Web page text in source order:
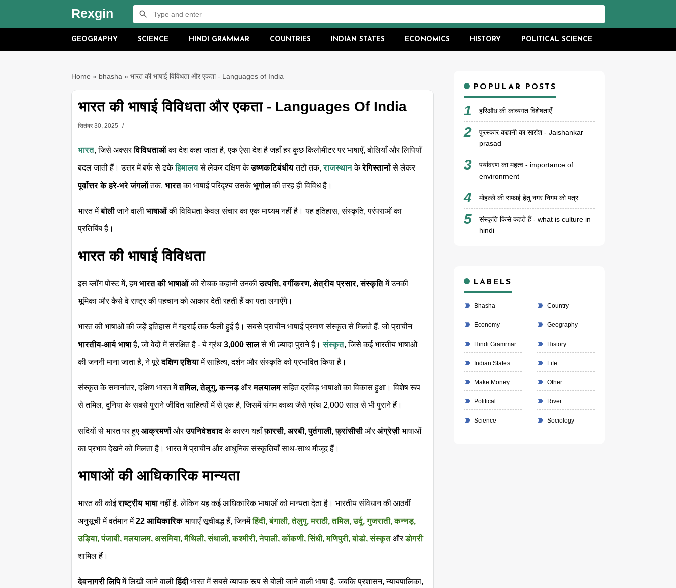
Rexgin
GEOGRAPHY SCIENCE HINDI GRAMMAR COUNTRIES INDIAN STATES ECONOMICS HISTORY POLITICAL SCIENCE
Home » bhasha » भारत की भाषाई विविधता और एकता - Languages of India
भारत की भाषाई विविधता और एकता - Languages Of India
सितंबर 30, 2025
भारत, जिसे अक्सरविविधताओंका देश कहा जाता है, एक ऐसा देश है जहाँ हर कुछ किलोमीटर पर भाषाएँ, बोलियाँ और लिपियाँ
बदल जाती हैं। उत्तर में बर्फ से ढकेहिमालयसे लेकर दक्षिण केउष्णकटिबंधीयतटों तक,राजस्थानकेरेगिस्तानोंसे लेकर
पूर्वोत्तर के हरे-भरे जंगलोंतक, भारतका भाषाई परिदृश्य उसकेभूगोलकी तरह ही विविध है।
भारत मेंबोलीजाने वाली भाषाओंकी विविधता केवल संचार का एक माध्यम नहीं है। यह इतिहास, संस्कृति, परंपराओं का
प्रतिबिंब है।
भारत की भाषाई विविधता
इस ब्लॉग पोस्ट में, हमभारत की भाषाओंकी रोचक कहानी उनकीउत्पत्ति, वर्गीकरण, क्षेत्रीय प्रसार, संस्कृतिमें उनकी
भूमिका और कैसे वे राष्ट्र की पहचान को आकार देती रहती हैं का पता लगाएँगे।
भारत की भाषाओं की जड़ें इतिहास में गहराई तक फैली हुई हैं। सबसे प्राचीन भाषाई प्रमाण संस्कृत से मिलते हैं, जो प्राचीन
भारतीय-आर्य भाषाहै, जो वेदों में संरक्षित है - ये ग्रंथ 3,000 सालसे भी ज़्यादा पुराने हैं।संस्कृत,जिसे कई भारतीय भाषाओं
की जननी माना जाता है, ने पूरेदक्षिण एशियामें साहित्य, दर्शन और संस्कृति को प्रभावित किया है।
संस्कृत के समानांतर, दक्षिण भारत मेंतमिल, तेलुगु, कन्नड़औरमलयालमसहित द्रविड़ भाषाओं का विकास हुआ। विशेष रूप
से तमिल, दुनिया के सबसे पुराने जीवित साहित्यों में से एक है, जिसमें संगम काव्य जैसे ग्रंथ 2,000 साल से भी पुराने हैं।
सदियों से भारत पर हुए आक्रमणोंऔरउपनिवेशवादके कारण यहाँफ़ारसी, अरबी, पुर्तगाली, फ़्रांसीसीऔरअंग्रेज़ीभाषाओं
का प्रभाव देखने को मिलता है। भारत में प्राचीन और आधुनिक संस्कृतियाँ साथ-साथ मौजूद हैं।
भाषाओं की आधिकारिक मान्यता
भारत की कोईराष्ट्रीय भाषानहीं है, लेकिन यह कई आधिकारिक भाषाओं को मान्यता देता है। भारतीय संविधान की आठवीं
अनुसूची में वर्तमान में22 आधिकारिक भाषाएँ सूचीबद्ध हैं, जिनमेंहिंदी, बंगाली, तेलुगु, मराठी, तमिल, उर्दू, गुजराती, कन्नड़,
उड़िया, पंजाबी, मलयालम, असमिया, मैथिली, संथाली, कश्मीरी, नेपाली, कोंकणी, सिंधी, मणिपुरी, बोडो, संस्कृत औरडोगरी
शामिल हैं।
देवनागरी लिपिमें लिखी जाने वालीहिंदीभारत में सबसे व्यापक रूप से बोली जाने वाली भाषा है, जबकि प्रशासन, न्यायपालिका,
POPULAR POSTS
हरिऔध की काव्यगत विशेषताएँ
पुरस्कार कहानी का सारांश - Jaishankar
prasad
पर्यावरण का महत्व - importance of
environment
मोहल्ले की सफाई हेतु नगर निगम को पत्र
संस्कृति किसे कहते हैं - what is culture in
hindi
LABELS
Bhasha Country
Economy Geography
Hindi Grammar History
Indian States Life
Make Money Other
Political River
Science Sociology